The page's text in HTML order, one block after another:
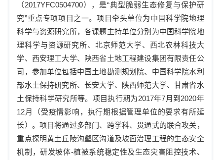
（2017YFC0504700），是“典型脆弱生态修复与保护研
究”重点专项项目之一。项目牵头单位为中国科学院地理
科学与资源研究所，各课题主持单位分别为中国科学院地
理科学与资源研究所、北京师范大学、西北农林科技大
学、西安理工大学、陕西省土地工程建设集团有限责任公
司，参加单位包括中国土地勘测规划院、中国科学院水利
部水土保持研究所、长安大学、陕西师范大学、甘肃省水
土保持科学研究所等。项目执行期为2017年7月到 2020年
12月（受疫情影响，执行期根据管理单位的要求有所延
长）。项目将通过多部门、跨学科、贯通式的联合攻关，
重点探明黄土丘陵沟壑区沟道及坡面治理工程的生态安全
机制，研发坡体-植被系统稳定性及生态灾害阻控技术、